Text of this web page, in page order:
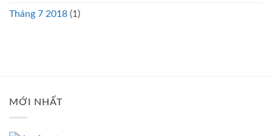
Tháng 7 2018 (1)
MỚI NHẤT